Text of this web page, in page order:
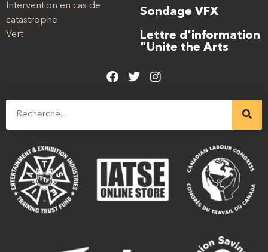
Intervention en cas de
catastrophe
Vert
Sondage VFX
Lettre d'information
"Unite the Arts